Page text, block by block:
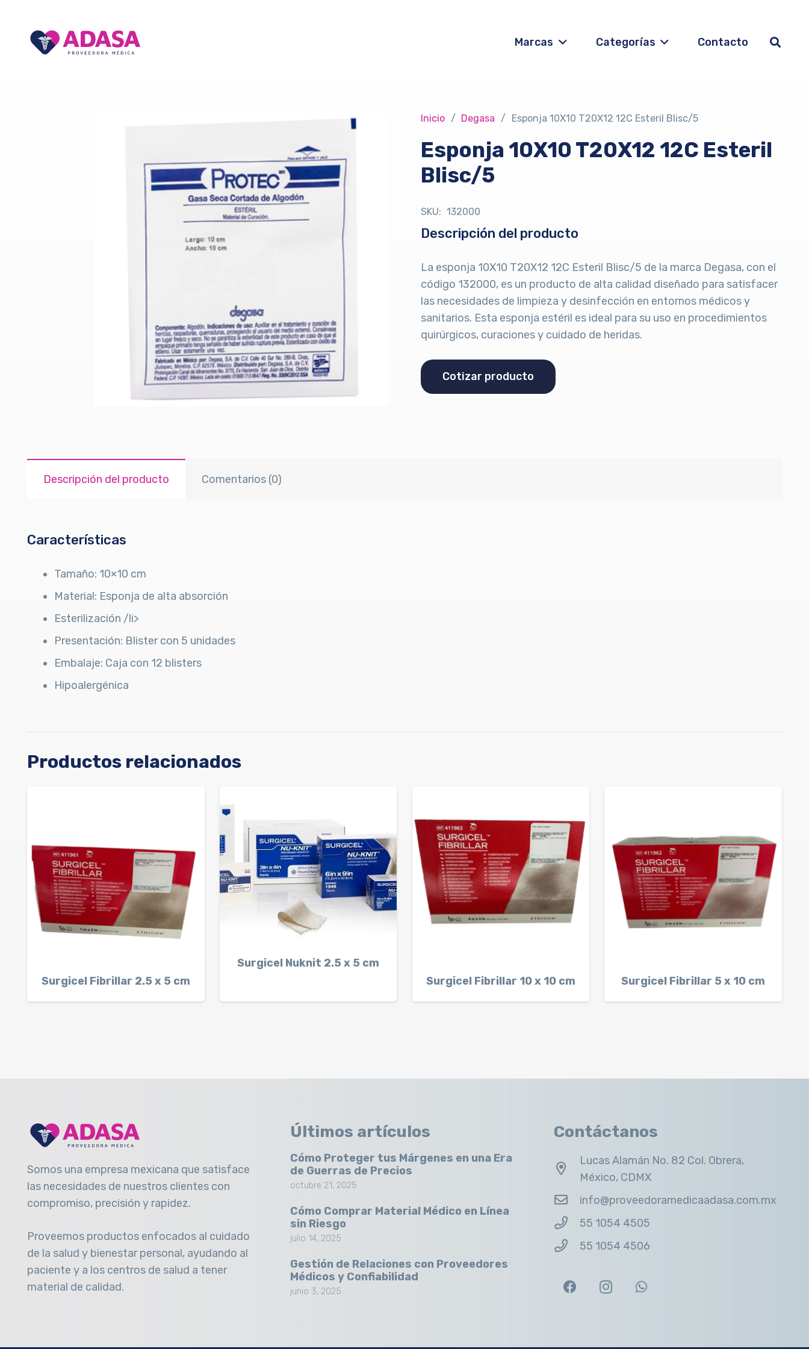
Marcas Categorías Contacto
Inicio / Degasa / Esponja 10X10 T20X12 12C Esteril Blisc/5
Esponja 10X10 T20X12 12C Esteril
Blisc/5
SKU: 132000
Descripción del producto
La esponja 10X10 T20X12 12C Esteril Blisc/5 de la marca Degasa, con el
código 132000, es un producto de alta calidad diseñado para satisfacer
las necesidades de limpieza y desinfección en entornos médicos y
sanitarios. Esta esponja estéril es ideal para su uso en procedimientos
quirúrgicos, curaciones y cuidado de heridas.
Cotizar producto
Descripción del producto Comentarios (0)
Características
Tamaño: 10×10 cm
Material: Esponja de alta absorción
Esterilización /li>
Presentación: Blister con 5 unidades
Embalaje: Caja con 12 blisters
Hipoalergénica
Productos relacionados
Surgicel Fibrillar 2.5 x 5 cm
Surgicel Nuknit 2.5 x 5 cm
Surgicel Fibrillar 10 x 10 cm
Surgicel Fibrillar 5 x 10 cm
Somos una empresa mexicana que satisface
las necesidades de nuestros clientes con
compromiso, precisión y rapidez.
Proveemos productos enfocados al cuidado
de la salud y bienestar personal, ayudando al
paciente y a los centros de salud a tener
material de calidad.
Últimos artículos
Cómo Proteger tus Márgenes en una Era
de Guerras de Precios
octubre 21, 2025
Cómo Comprar Material Médico en Línea
sin Riesgo
julio 14, 2025
Gestión de Relaciones con Proveedores
Médicos y Confiabilidad
junio 3, 2025
Contáctanos
Lucas Alamán No. 82 Col. Obrera,
México, CDMX
info@proveedoramedicaadasa.com.mx
55 1054 4505
55 1054 4506